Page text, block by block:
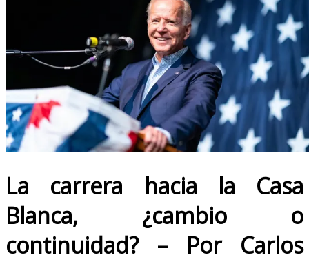
La carrera hacia la Casa
Blanca, ¿cambio o
continuidad? – Por Carlos